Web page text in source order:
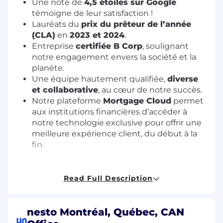
Une note de 4,5 étoiles sur Google
témoigne de leur satisfaction !
Lauréats du prix du prêteur de l’année
(CLA) en 2023 et 2024.
Entreprise certifiée B Corp, soulignant
notre engagement envers la société et la
planète.
Une équipe hautement qualifiée, diverse
et collaborative, au cœur de notre succès.
Notre plateforme Mortgage Cloud permet
aux institutions financières d’accéder à
notre technologie exclusive pour offrir une
meilleure expérience client, du début à la
fin.
Vous êtes un(e) professionnel(le) hypothécaire
bâtir votre propre pratique avec un
accès
direct à un marché exclusif et un
Read Full Description
nesto Montréal, Québec, CAN